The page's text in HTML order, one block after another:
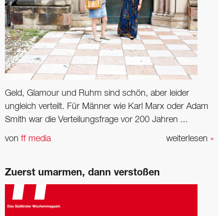
Geld, Glamour und Ruhm sind schön, aber leider
ungleich verteilt. Für Männer wie Karl Marx oder Adam
Smith war die Verteilungsfrage vor 200 Jahren ...
weiterlesen »
von ff media
Zuerst umarmen, dann verstoßen